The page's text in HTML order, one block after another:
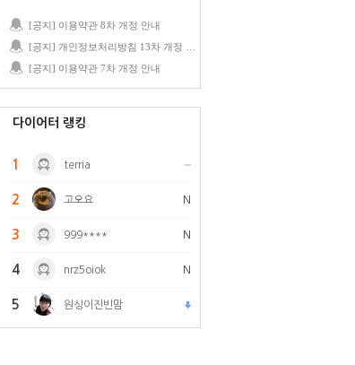
[공지] 이용약관 8차 개정 안내
[공지] 이용약관 7차 개정 안내
다이어터 랭킹
1 terria
2 고오요 N
3 999**** N
4 nrz5oiok N
5 원싱이진빈맘